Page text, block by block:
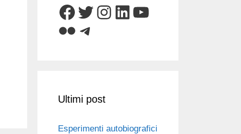
Facebook
Twitter
Instagram
LinkedIn
YouTube
FlickrTelegram
Ultimi post
Esperimenti autobiografici